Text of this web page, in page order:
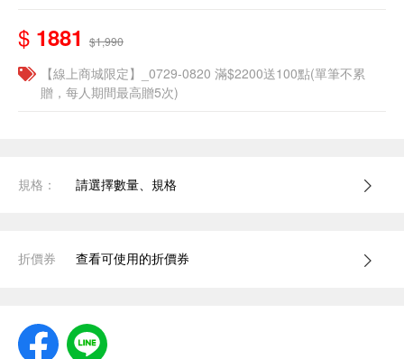
$ 1881 $1,990
【線上商城限定】_0729-0820 滿$2200送100點(單筆不累
贈，每人期間最高贈5次)
規格： 請選擇數量、規格
折價券 查看可使用的折價券